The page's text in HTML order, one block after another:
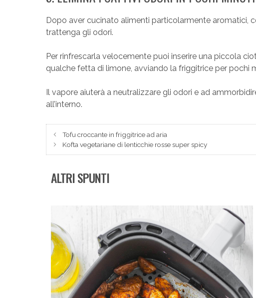
Dopo aver cucinato alimenti particolarmente aromatici,
trattenga gli odori.
Per rinfrescarla velocemente puoi inserire una piccola
qualche fetta di limone, avviando la friggitrice per pochi
Il vapore aiuterà a neutralizzare gli odori e ad
all’interno.
Tofu croccante in friggitrice ad aria
Kofta vegetariane di lenticchie rosse super spicy
ALTRI SPUNTI